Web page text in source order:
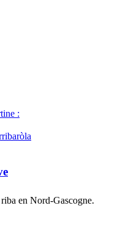
:
en Nord-Gascogne.